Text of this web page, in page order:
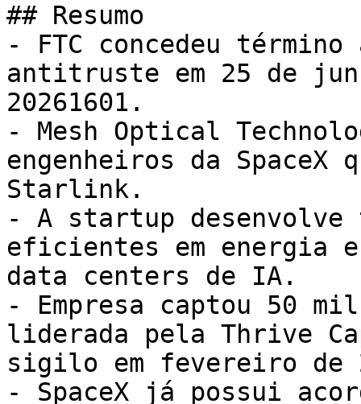
## Resumo
- FTC concedeu
antitruste em 25 de
20261601.
- Mesh Optical
engenheiros da
Starlink.
- A startup desenvolve
eficientes em energia
data centers de IA.
- Empresa captou 50
liderada pela Thrive
sigilo em fevereiro de
- SpaceX já possui